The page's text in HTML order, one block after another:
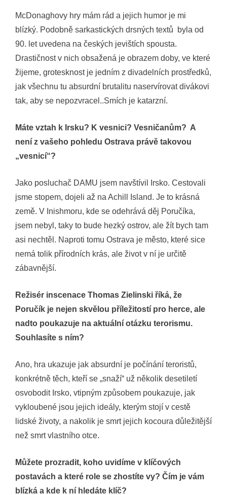
McDonaghovy hry mám rád a jejich humor je mi
blízký. Podobně sarkastických drsných textů byla od
90. let uvedena na českých jevištích spousta.
Drastičnost v nich obsažená je obrazem doby, ve které
žijeme, grotesknost je jedním z divadelních prostředků,
jak všechnu tu absurdní brutalitu naservírovat divákovi
tak, aby se nepozvracel..Smích je katarzní.
Máte vztah k Irsku? K vesnici? Vesničanům? A
není z vašeho pohledu Ostrava právě takovou
„vesnicí“?
Jako posluchač DAMU jsem navštívil Irsko. Cestovali
jsme stopem, dojeli až na Achill Island. Je to krásná
země. V Inishmoru, kde se odehrává děj Poručíka,
jsem nebyl, taky to bude hezký ostrov, ale žít bych tam
asi nechtěl. Naproti tomu Ostrava je město, které sice
nemá tolik přírodních krás, ale život v ní je určitě
zábavnější.
Režisér inscenace Thomas Zielinski říká, že
Poručík je nejen skvělou příležitostí pro herce, ale
nadto poukazuje na aktuální otázku terorismu.
Souhlasíte s ním?
Ano, hra ukazuje jak absurdní je počínání teroristů,
konkrétně těch, kteří se „snaží“ už několik desetiletí
osvobodit Irsko, vtipným způsobem poukazuje, jak
vykloubené jsou jejich ideály, kterým stojí v cestě
lidské životy, a nakolik je smrt jejich kocoura důležitější
než smrt vlastního otce.
Můžete prozradit, koho uvidíme v klíčových
postavách a které role se zhostíte vy? Čím je vám
blízká a kde k ní hledáte klíč?